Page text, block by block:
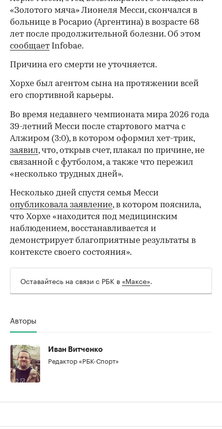
«Золотого мяча» Лионеля Месси, скончался в
больнице в Росарио (Аргентина) в возрасте 68
лет после продолжительной болезни. Об этом
сообщает Infobae.
Причина его смерти не уточняется.
Хорхе был агентом сына на протяжении всей
его спортивной карьеры.
00:00 / 00:00
Во время недавнего чемпионата мира 2026 года
39-летний Месси после стартового матча с
Алжиром (3:0), в котором оформил хет-трик,
заявил, что, открыв счет, плакал по причине, не
связанной с футболом, а также что пережил
«несколько трудных дней».
Несколько дней спустя семья Месси
опубликовала заявление, в котором пояснила,
что Хорхе «находится под медицинским
наблюдением, восстанавливается и
демонстрирует благоприятные результаты в
контексте своего состояния».
Оставайтесь на связи с РБК в «Максе».
Авторы
Иван Витченко
Редактор «РБК-Спорт»